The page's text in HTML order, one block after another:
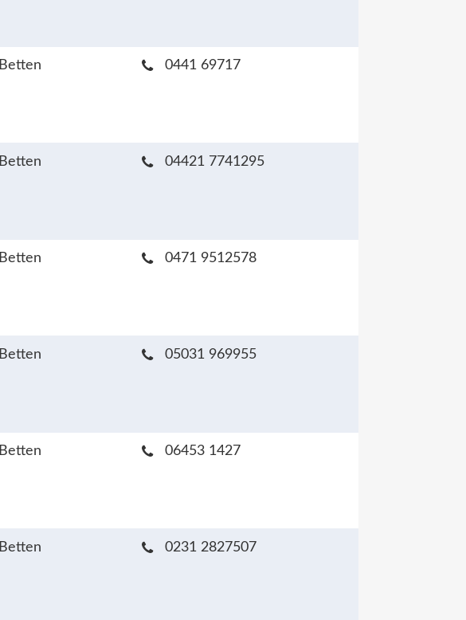
Betten 0441 69717
Betten 04421 7741295
Betten 0471 9512578
Betten 05031 969955
Betten 06453 1427
Betten 0231 2827507